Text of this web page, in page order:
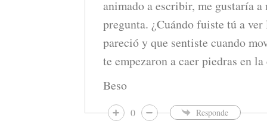
animado a escribir, me gustaría a
pregunta. ¿Cuándo fuiste tú a
pareció y que sentiste cuando
te empezaron a caer piedras en la
Beso
0 Responde